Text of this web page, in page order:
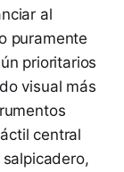
al
puramente
prioritarios
visual más
central